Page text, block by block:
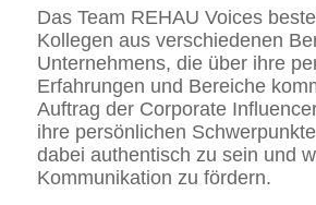
Das Team REHAU Voices
Kollegen aus verschiedenen
Unternehmens, die über ihre
Erfahrungen und Bereiche
Auftrag der Corporate
ihre persönlichen
dabei authentisch zu sein und
Kommunikation zu fördern.